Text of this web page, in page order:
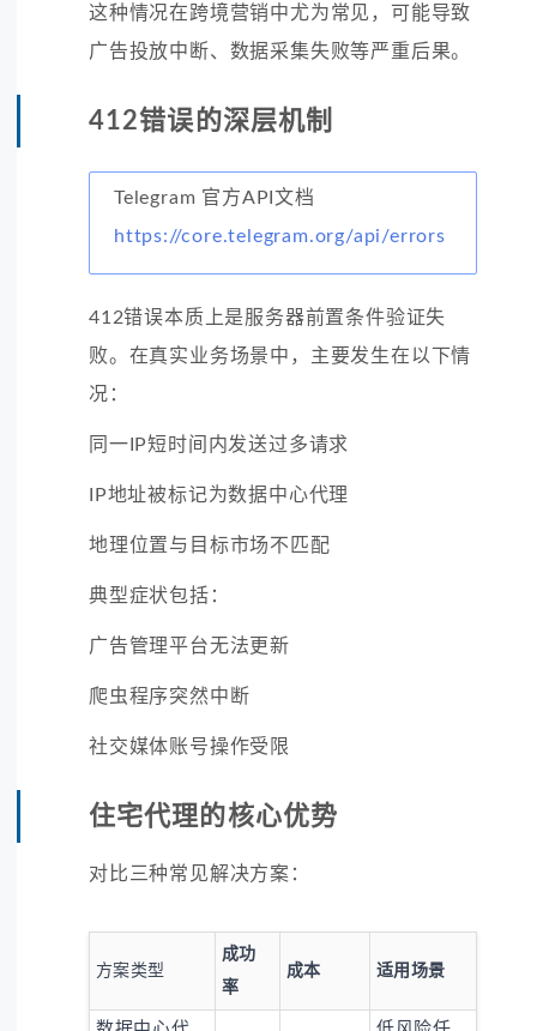
这种情况在跨境营销中尤为常见，可能导致
广告投放中断、数据采集失败等严重后果。
412错误的深层机制
Telegram 官方API文档
https://core.telegram.org/api/errors
412错误本质上是服务器前置条件验证失
败。在真实业务场景中，主要发生在以下情
况：
同一IP短时间内发送过多请求
IP地址被标记为数据中心代理
地理位置与目标市场不匹配
典型症状包括：
广告管理平台无法更新
爬虫程序突然中断
社交媒体账号操作受限
住宅代理的核心优势
对比三种常见解决方案：
方案类型
成功
率
成本 适用场景